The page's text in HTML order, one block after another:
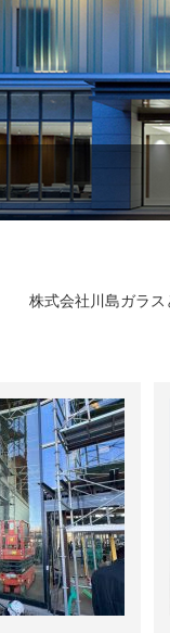
株式会社川島ガラ